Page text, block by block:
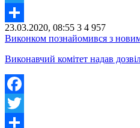
Twitter
Share
23.03.2020, 08:55 3 4 957
Виконком познайомився з новим
Виконавчий комітет надав
Facebook
Twitter